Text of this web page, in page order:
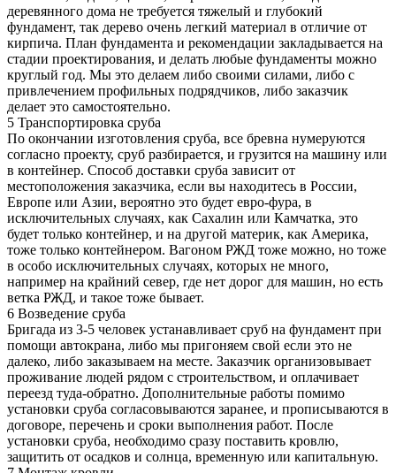
деревянного дома не требуется тяжелый и глубокий
фундамент, так дерево очень легкий материал в отличие от
кирпича. План фундамента и рекомендации закладывается на
стадии проектирования, и делать любые фундаменты можно
круглый год. Мы это делаем либо своими силами, либо с
привлечением профильных подрядчиков, либо заказчик
делает это самостоятельно.
5 Транспортировка сруба
По окончании изготовления сруба, все бревна нумеруются
согласно проекту, сруб разбирается, и грузится на машину или
в контейнер. Способ доставки сруба зависит от
местоположения заказчика, если вы находитесь в России,
Европе или Азии, вероятно это будет евро-фура, в
исключительных случаях, как Сахалин или Камчатка, это
будет только контейнер, и на другой материк, как Америка,
тоже только контейнером. Вагоном РЖД тоже можно, но тоже
в особо исключительных случаях, которых не много,
например на крайний север, где нет дорог для машин, но есть
ветка РЖД, и такое тоже бывает.
6 Возведение сруба
Бригада из 3-5 человек устанавливает сруб на фундамент при
помощи автокрана, либо мы пригоняем свой если это не
далеко, либо заказываем на месте. Заказчик организовывает
проживание людей рядом с строительством, и оплачивает
переезд туда-обратно. Дополнительные работы помимо
установки сруба согласовываются заранее, и прописываются в
договоре, перечень и сроки выполнения работ. После
установки сруба, необходимо сразу поставить кровлю,
защитить от осадков и солнца, временную или капитальную.